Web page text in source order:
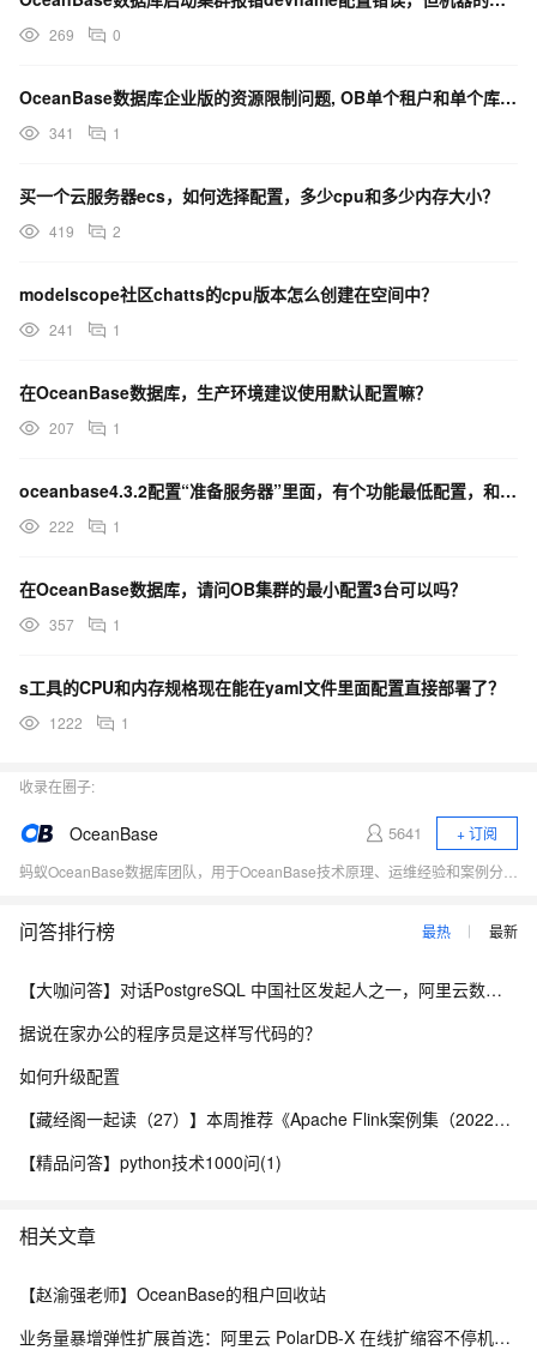
269 0
OceanBase数据库企业版的资源限制问题, OB单个租户和单个库, 建表数量的上限是多少?
341 1
买一个云服务器ecs，如何选择配置，多少cpu和多少内存大小？
419 2
modelscope社区chatts的cpu版本怎么创建在空间中？
241 1
在OceanBase数据库，生产环境建议使用默认配置嘛？
207 1
oceanbase4.3.2配置“准备服务器”里面，有个功能最低配置，和性能最低配置，参考哪一个啊？
222 1
在OceanBase数据库，请问OB集群的最小配置3台可以吗？
357 1
s工具的CPU和内存规格现在能在yaml文件里面配置直接部署了？
1222 1
收录在圈子:
OceanBase 5641
+ 订阅
问答排行榜 最热 最新
【大咖问答】对话PostgreSQL 中国社区发起人之一，阿里云数据库高级专家 德哥
据说在家办公的程序员是这样写代码的？
如何升级配置
【藏经阁一起读（27）】本周推荐《Apache Flink案例集（2022版）》，你有哪些心得？
【精品问答】python技术1000问(1)
相关文章
【赵渝强老师】OceanBase的租户回收站
业务量暴增弹性扩展首选：阿里云 PolarDB-X 在线扩缩容不停机实践